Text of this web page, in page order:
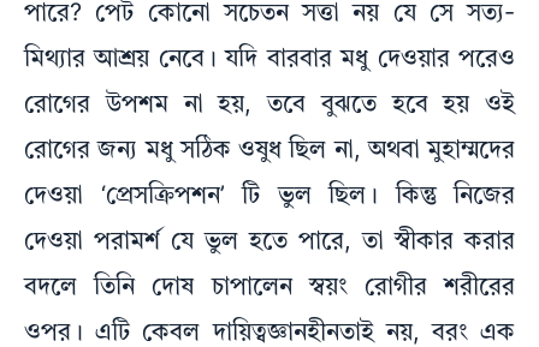
পারে? পেট কোনো সচেতন সত্তা নয় যে সে সত্য-
মিথ্যার আশ্রয় নেবে। যদি বারবার মধু দেওয়ার পরেও
রোগের উপশম না হয়, তবে বুঝতে হবে হয় ওই
রোগের জন্য মধু সঠিক ওষুধ ছিল না, অথবা মুহাম্মদের
দেওয়া ‘প্রেসক্রিপশন’ টি ভুল ছিল। কিন্তু নিজের
দেওয়া পরামর্শ যে ভুল হতে পারে, তা স্বীকার করার
বদলে তিনি দোষ চাপালেন স্বয়ং রোগীর শরীরের
ওপর। এটি কেবল দায়িত্বজ্ঞানহীনতাই নয়, বরং এক